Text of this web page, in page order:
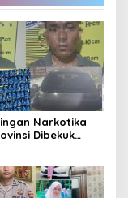
Narkotika
Dibekuk